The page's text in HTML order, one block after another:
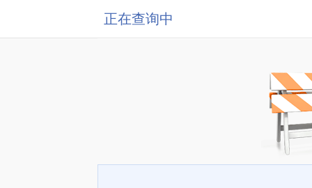
正在查询中